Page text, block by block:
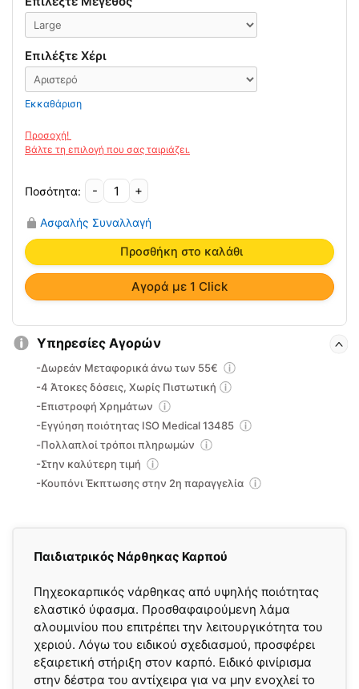
Παιδιατρικός Νάρθηκας Καρπού
Πηχεοκαρπικός νάρθηκας από υψηλής ποιότητας
ελαστικό ύφασμα. Προσθαφαιρούμενη λάμα
αλουμινίου που επιτρέπει την λειτουργικότητα του
χεριού. Λόγω του ειδικού σχεδιασμού, προσφέρει
εξαιρετική στήριξη στον καρπό. Ειδικό φινίρισμα
στην δέστρα του αντίχειρα για να μην ενοχλεί το
Επιλέξτε Χέρι
Εκκαθάριση
Αγορά με 1 Click
-
Παιδιατρικός
Νάρθηκας
Καρπού
03-
2-
085
Vita
+
Ασφαλής Συναλλαγή
Προσθήκη στο καλάθι
Υπηρεσίες Αγορών
-Δωρεάν Μεταφορικά άνω των 55€
-4 Άτοκες δόσεις, Χωρίς Πιστωτική
-Επιστροφή Χρημάτων
-Εγγύηση ποιότητας ISO Medical 13485
-Πολλαπλοί τρόποι πληρωμών
-Στην καλύτερη τιμή
-Κουπόνι Έκπτωσης στην 2η παραγγελία